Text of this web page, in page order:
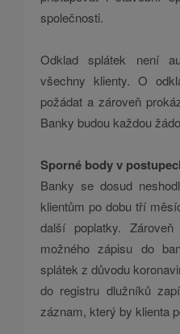
společnosti.
Odklad splátek není
všechny klienty. O
požádat a zároveň
Banky budou každou
Sporné body v
Banky se dosud
klientům po dobu tří
další poplatky.
možného zápisu do
splátek z důvodu
do registru dlužníků
záznam, který by klienta